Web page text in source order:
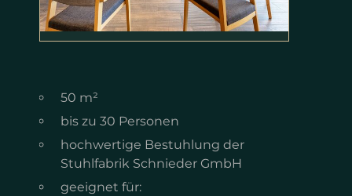
50 m²
bis zu 30 Personen
hochwertige Bestuhlung der
Stuhlfabrik Schnieder GmbH
geeignet für: